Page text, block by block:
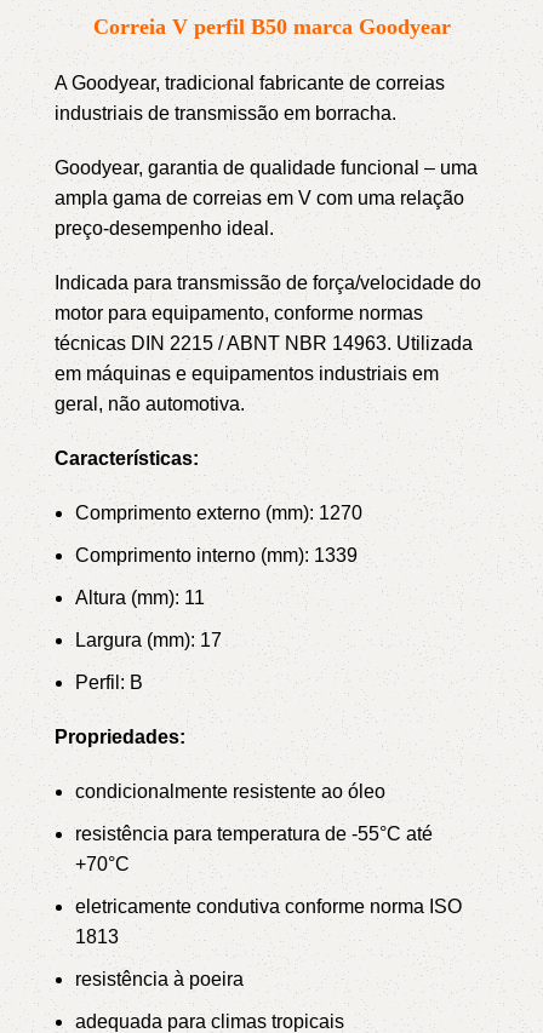
Correia V perfil B50 marca Goodyear
A Goodyear, tradicional fabricante de correias
industriais de transmissão em borracha.
Goodyear, garantia de qualidade funcional – uma
ampla gama de correias em V com uma relação
preço-desempenho ideal.
Indicada para transmissão de força/velocidade do
motor para equipamento, conforme normas
técnicas DIN 2215 / ABNT NBR 14963. Utilizada
em máquinas e equipamentos industriais em
geral, não automotiva.
Características:
Comprimento externo (mm): 1270
Comprimento interno (mm): 1339
Altura (mm): 11
Largura (mm): 17
Perfil: B
Propriedades:
condicionalmente resistente ao óleo
resistência para temperatura de -55°C até
+70°C
eletricamente condutiva conforme norma ISO
1813
resistência à poeira
adequada para climas tropicais